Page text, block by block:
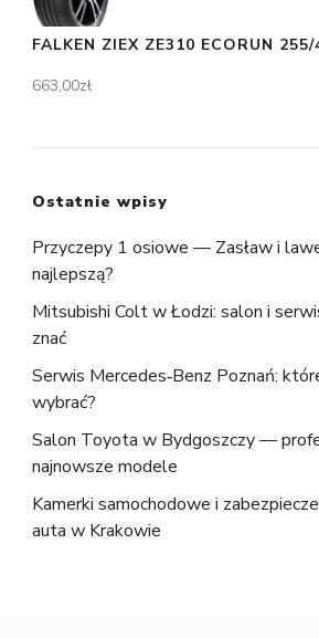
FALKEN ZIEX ZE310 ECORUN
663,00zł
Ostatnie wpisy
Przyczepy 1 osiowe — Zasław i
najlepszą?
Mitsubishi Colt w Łodzi: salon i
znać
Serwis Mercedes‑Benz Poznań:
wybrać?
Salon Toyota w Bydgoszczy —
najnowsze modele
Kamerki samochodowe i
auta w Krakowie